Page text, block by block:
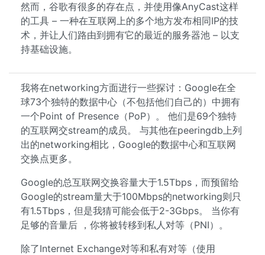
然而，谷歌有很多的存在点，并使用像AnyCast这样
的工具 – 一种在互联网上的多个地方发布相同IP的技
术，并让人们路由到拥有它的最近的服务器池 – 以支
持基础设施。
我将在networking方面进行一些探讨：Google在全
球73个独特的数据中心（不包括他们自己的）中拥有
一个Point of Presence（PoP）。 他们是69个独特
的互联网交stream的成员。 与其他在peeringdb上列
出的networking相比，Google的数据中心和互联网
交换点更多。
Google的总互联网交换容量大于1.5Tbps，而预留给
Google的stream量大于100Mbps的networking则只
有1.5Tbps，但是我猜可能会低于2-3Gbps。 当你有
足够的音量后 ，你将被转移到私人对等（PNI）。
除了Internet Exchange对等和私有对等（使用